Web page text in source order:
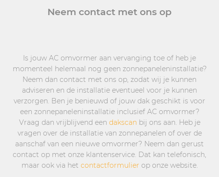
Neem contact met ons op
Is jouw AC omvormer aan vervanging toe of heb je
momenteel helemaal nog geen zonnepaneleninstallatie?
Neem dan contact met ons op, zodat wij je kunnen
adviseren en de installatie eventueel voor je kunnen
verzorgen. Ben je benieuwd of jouw dak geschikt is voor
een zonnepaneleninstallatie inclusief AC omvormer?
Vraag dan vrijblijvend een dakscan bij ons aan. Heb je
vragen over de installatie van zonnepanelen of over de
aanschaf van een nieuwe omvormer? Neem dan gerust
contact op met onze klantenservice. Dat kan telefonisch,
maar ook via het contactformulier op onze website.